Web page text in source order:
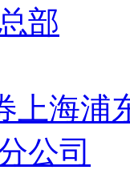
部
上海浦
公司